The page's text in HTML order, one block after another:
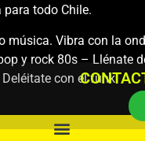
para todo Chile.
música. Vibra con la
y rock 80s – Llénate
con el funk.